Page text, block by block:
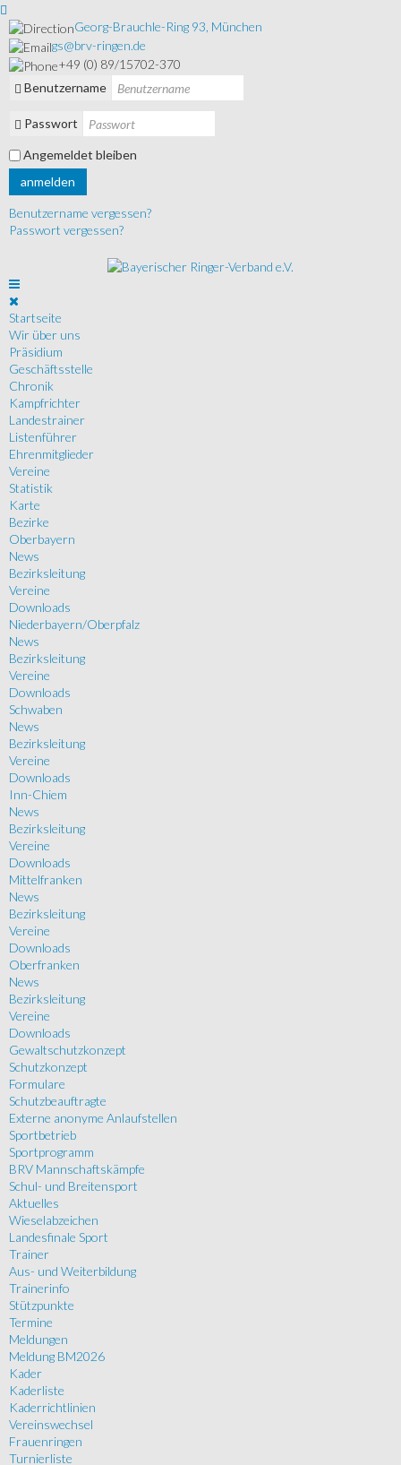
Georg-Brauchle-Ring 93, München
gs@brv-ringen.de
+49 (0) 89/15702-370
Benutzername
Passwort
Angemeldet bleiben
anmelden
Benutzername vergessen?
Passwort vergessen?
Startseite
Wir über uns
Präsidium
Geschäftsstelle
Chronik
Kampfrichter
Landestrainer
Listenführer
Ehrenmitglieder
Vereine
Statistik
Karte
Bezirke
Oberbayern
News
Bezirksleitung
Vereine
Downloads
Niederbayern/Oberpfalz
News
Bezirksleitung
Vereine
Downloads
Schwaben
News
Bezirksleitung
Vereine
Downloads
Inn-Chiem
News
Bezirksleitung
Vereine
Downloads
Mittelfranken
News
Bezirksleitung
Vereine
Downloads
Oberfranken
News
Bezirksleitung
Vereine
Downloads
Gewaltschutzkonzept
Schutzkonzept
Formulare
Schutzbeauftragte
Externe anonyme Anlaufstellen
Sportbetrieb
Sportprogramm
BRV Mannschaftskämpfe
Schul- und Breitensport
Aktuelles
Wieselabzeichen
Landesfinale Sport
Trainer
Aus- und Weiterbildung
Trainerinfo
Stützpunkte
Termine
Meldungen
Meldung BM2026
Kader
Kaderliste
Kaderrichtlinien
Vereinswechsel
Frauenringen
Turnierliste